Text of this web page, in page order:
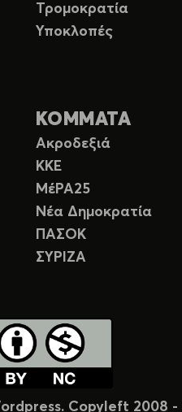
Τρομοκρατία
Υποκλοπές
ΚΟΜΜΑΤΑ
Ακροδεξιά
ΚΚΕ
ΜέΡΑ25
Νέα Δημοκρατία
ΠΑΣΟΚ
ΣΥΡΙΖΑ
Copyleft